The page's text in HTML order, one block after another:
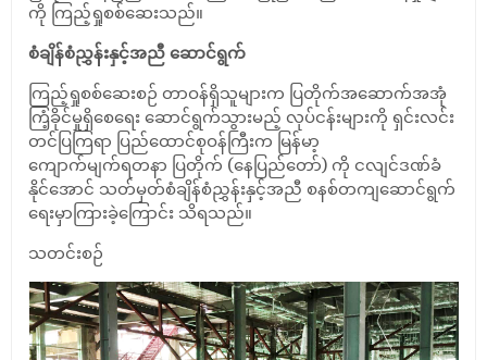
ကို ကြည့်ရှုစစ်ဆေးသည်။
စံချိန်စံညွှန်းနှင့်အညီ ဆောင်ရွက်
ကြည့်ရှုစစ်ဆေးစဉ် တာဝန်ရှိသူများက ပြတိုက်အဆောက်အအုံ
ကြံ့ခိုင်မှုရှိစေရေး ဆောင်ရွက်သွားမည့် လုပ်ငန်းများကို ရှင်းလင်း
တင်ပြကြရာ ပြည်ထောင်စုဝန်ကြီးက မြန်မာ့
ကျောက်မျက်ရတနာ ပြတိုက် (နေပြည်တော်) ကို ငလျင်ဒဏ်ခံ
နိုင်အောင် သတ်မှတ်စံချိန်စံညွှန်းနှင့်အညီ စနစ်တကျဆောင်ရွက်
ရေးမှာကြားခဲ့ကြောင်း သိရသည်။
သတင်းစဉ်